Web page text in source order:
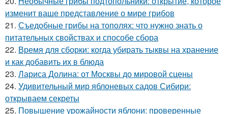
изменит ваше представление о мире грибов
21. Съедобные грибы на тополях: что нужно знать о
питательных свойствах и способе сбора
22. Время для сборки: когда убирать тыквы на хранение
и как добавить их в блюда
23. Лариса Долина: от Москвы до мировой сцены
24. Удивительный мир яблоневых садов Сибири:
открываем секреты
25. Повышение урожайности яблони: проверенные